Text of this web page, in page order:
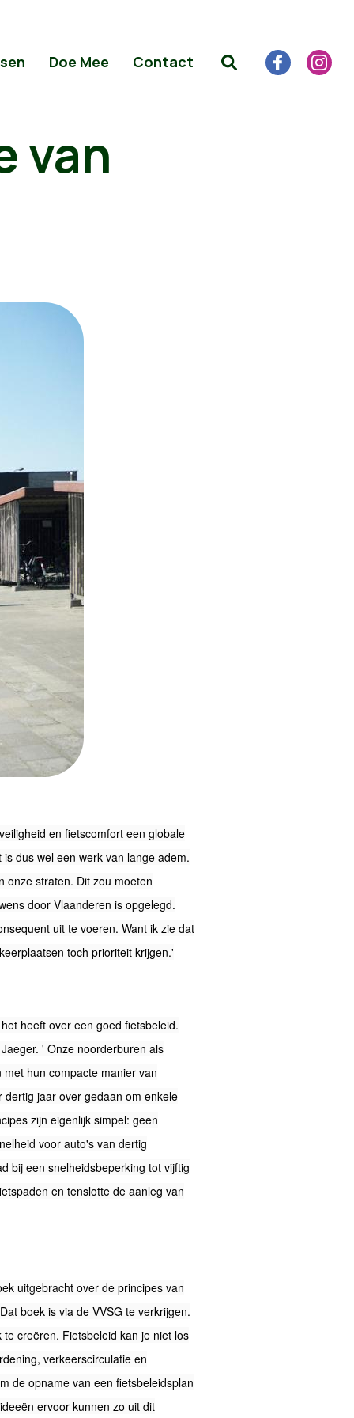
Doe Mee Contact
van
en fietscomfort een globale
dus wel een werk van lange adem.
onze straten. Dit zou moeten
door Vlaanderen is opgelegd.
uit te voeren. Want ik zie dat
toch prioriteit krijgen.'
heeft over een goed fietsbeleid.
' Onze noorderburen als
hun compacte manier van
jaar over gedaan om enkele
zijn eigenlijk simpel: geen
voor auto's van dertig
bij een snelheidsbeperking tot vijftig
en tenslotte de aanleg van
uitgebracht over de principes van
boek is via de VVSG te verkrijgen.
creëren. Fietsbeleid kan je niet los
verkeerscirculatie en
de opname van een fietsbeleidsplan
ervoor kunnen zo uit dit